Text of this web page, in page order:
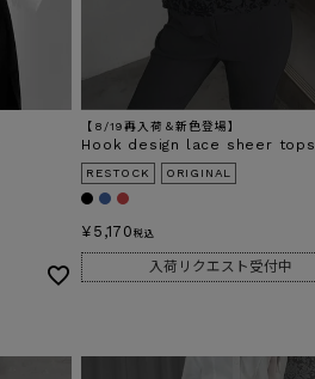
【8/19再入荷＆新色登場】
Hook design lace sheer tops
RESTOCK ORIGINAL
¥ 5,170 税込
入荷リクエスト受付中